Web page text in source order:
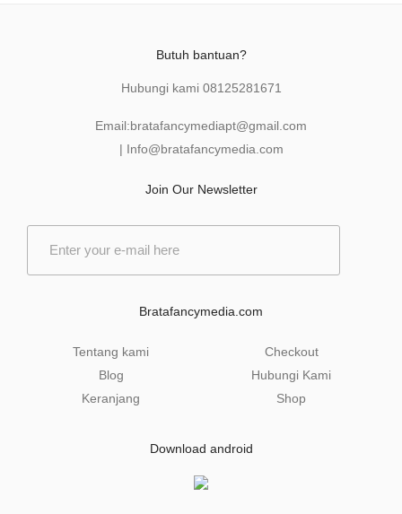
Butuh bantuan?
Hubungi kami 08125281671
Email:bratafancymediapt@gmail.com
| Info@bratafancymedia .com
Join Our Newsletter
Bratafancymedia.com
Tentang kami
Blog
Keranjang
Checkout
Hubungi Kami
Shop
Download android